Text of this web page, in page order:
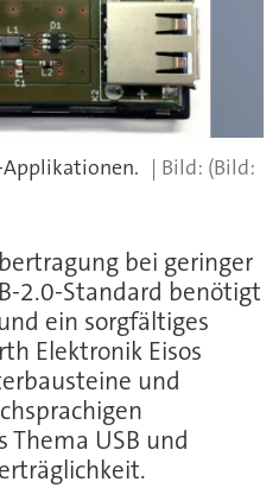
(Bild:
bei geringer
2.0-Standard benötigt
ein sorgfältiges
Elektronik Eisos
und
USB und